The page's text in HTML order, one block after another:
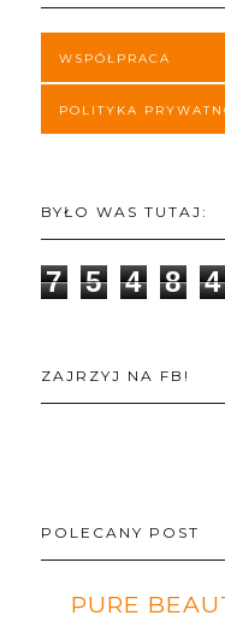
WSPÓŁPRACA
POLITYKA
BYŁO WAS TUTAJ:
7 5 4 8 4
ZAJRZYJ NA FB!
POLECANY POST
PURE